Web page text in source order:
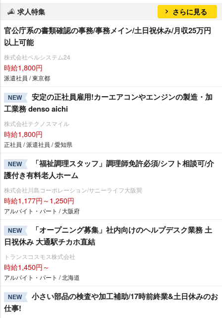
求人特集 さらに見る
官公庁系の書類確認の事務/事務メイン/土日祝休み/月収25万円
以上可能
株式会社ベルシステム24
時給1,800円
派遣社員 / 東京都
NEW
安定の正社員雇用!カーエアコンやエンジンの製造・加
工業務 denso aichi
株式会社テクノスマイル
時給1,800円
正社員 / 派遣社員 / 愛知県
NEW
「福祉調理スタッフ」調理師免許必須/シフト相談可/介
護付き有料老人ホーム
株式会社川島コーポレーション/サニーライフ大阪巽
時給1,177円～1,250円
アルバイト・パート / 大阪府
NEW
「オープニング募集」社内向けのヘルプデスク業務 土
日祝休み 大通駅チカホ直結
トランスコスモス株式会社
時給1,450円～
アルバイト・パート / 北海道
NEW
小さい部品の検査や加工補助/17時前終業&土日休みのお
仕事!